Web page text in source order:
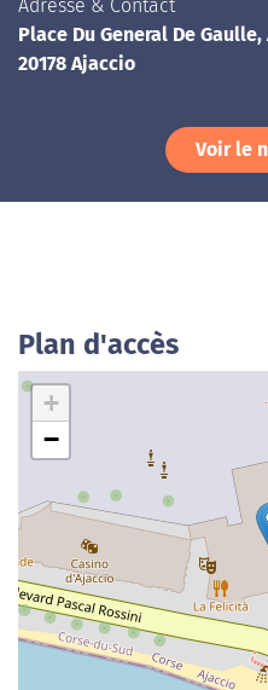
Adresse & Contact
Place Du General De
20178 Ajaccio
Voir le
Plan d'accès
+
−